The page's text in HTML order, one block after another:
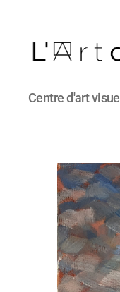
L'Artothèque
Centre d'art visuel